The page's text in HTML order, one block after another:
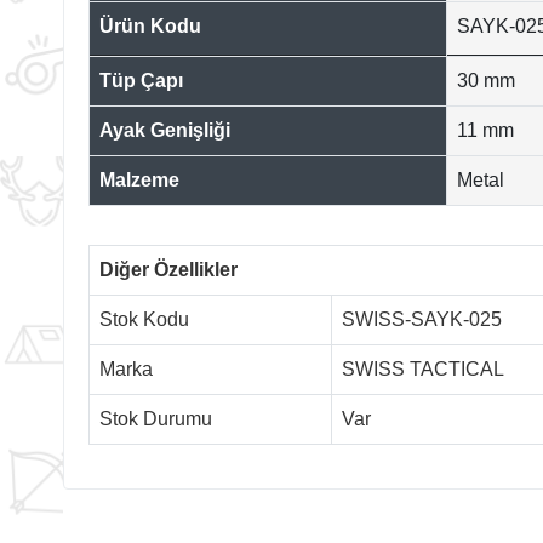
Ürün Kodu SAYK-
Tüp Çapı 30 mm
Ayak Genişliği 11 mm
Malzeme Metal
Diğer Özellikler
Stok Kodu SWISS-SAYK-025
Marka SWISS TACTICAL
Stok Durumu Var